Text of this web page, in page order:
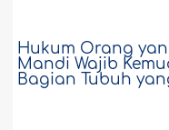
Hukum Orang
Mandi Wajib
Bagian Tubuh